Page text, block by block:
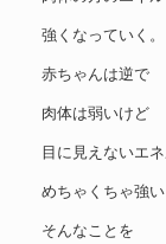
強くなっていく。
赤ちゃんは逆で
肉体は弱いけど
目に見えないエ
めちゃくちゃ強
そんなことを